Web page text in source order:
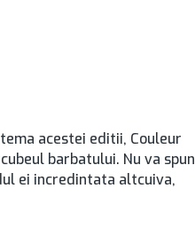
acestei editii, Couleur
barbatului. Nu va spun
ei incredintata altcuiva,